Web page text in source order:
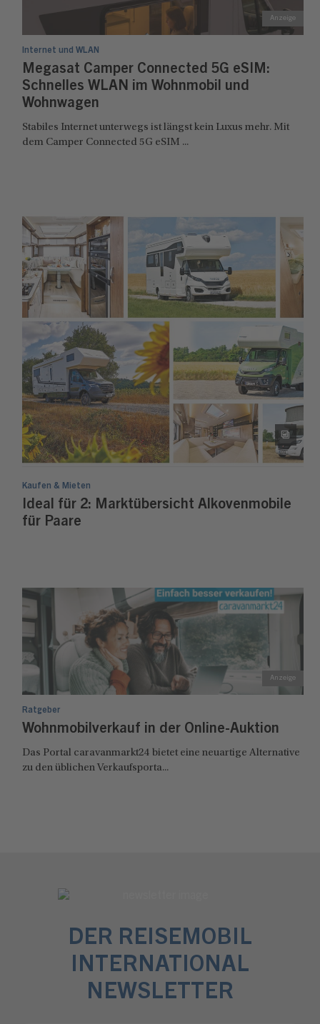
Internet und WLAN
Megasat Camper Connected 5G eSIM:
Schnelles WLAN im Wohnmobil und
Wohnwagen
Stabiles Internet unterwegs ist längst kein Luxus mehr. Mit
dem Camper Connected 5G eSIM ...
Kaufen & Mieten
Ideal für 2: Marktübersicht Alkovenmobile
für Paare
Ratgeber
Wohnmobilverkauf in der Online-Auktion
Das Portal caravanmarkt24 bietet eine neuartige Alternative
zu den üblichen Verkaufsporta...
DER REISEMOBIL
INTERNATIONAL
NEWSLETTER